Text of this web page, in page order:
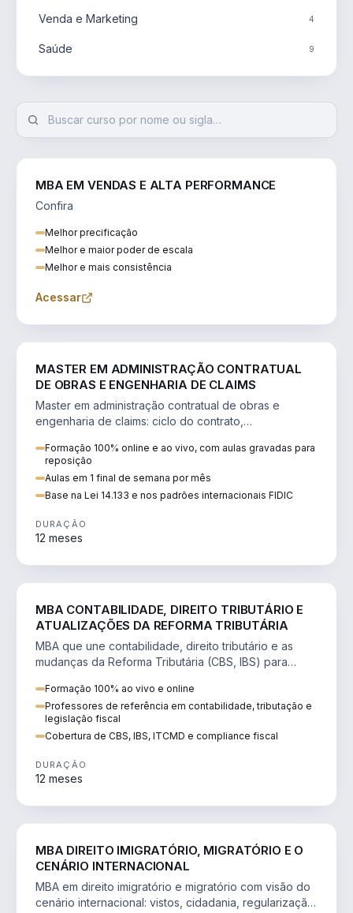
Venda e Marketing 4
Saúde 9
MBA EM VENDAS E ALTA PERFORMANCE
Confira
Melhor precificação
Melhor e maior poder de escala
Melhor e mais consistência
Acessar
MASTER EM ADMINISTRAÇÃO CONTRATUAL
DE OBRAS E ENGENHARIA DE CLAIMS
Master em administração contratual de obras e
engenharia de claims: ciclo do contrato,
Formação 100% online e ao vivo, com aulas gravadas para
reposição
Aulas em 1 final de semana por mês
Base na Lei 14.133 e nos padrões internacionais FIDIC
DURAÇÃO
12 meses
MBA CONTABILIDADE, DIREITO TRIBUTÁRIO E
ATUALIZAÇÕES DA REFORMA TRIBUTÁRIA
MBA que une contabilidade, direito tributário e as
mudanças da Reforma Tributária (CBS, IBS) para
Formação 100% ao vivo e online
Professores de referência em contabilidade, tributação e
legislação fiscal
Cobertura de CBS, IBS, ITCMD e compliance fiscal
DURAÇÃO
12 meses
MBA DIREITO IMIGRATÓRIO, MIGRATÓRIO E O
CENÁRIO INTERNACIONAL
MBA em direito imigratório e migratório com visão do
cenário internacional: vistos, cidadania, regularização